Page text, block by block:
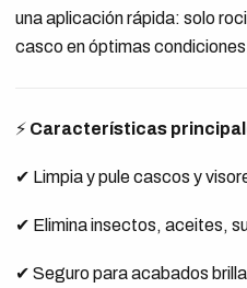
una aplicación rápida: solo
casco en óptimas
⚡ Características
✔ Limpia y pule cascos y
✔ Elimina insectos, aceites,
✔ Seguro para acabados